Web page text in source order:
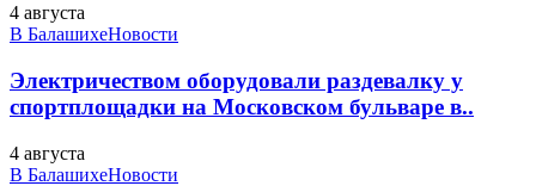
4 августа
В БалашихеНовости
Электричеством оборудовали раздевалку у
спортплощадки на Московском бульваре в..
4 августа
В БалашихеНовости